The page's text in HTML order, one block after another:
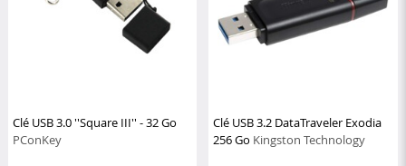
Clé USB 3.0 ''Square III'' - 32 Go
PConKey
Clé USB 3.2 DataTraveler Exodia
256 Go Kingston Technology